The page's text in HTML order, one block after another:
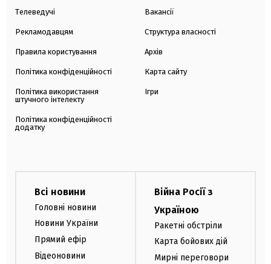
Телеведучі
Рекламодавцям
Правила користування
Політика конфіденційності
Політика використання
штучного інтелекту
Політика конфіденційності
додатку
Вакансії
Структура власності
Архів
Карта сайту
Ігри
Всі новини
Головні новини
Новини України
Прямий ефір
Відеоновини
Війна Росії з
Україною
Ракетні обстріли
Карта бойових дій
Мирні переговори